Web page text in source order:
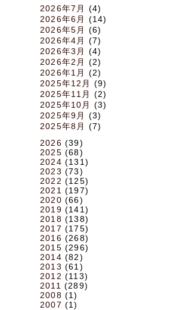
2026年7月
(4)
2026年6月
(14)
2026年5月
(6)
2026年4月
(7)
2026年3月
(4)
2026年2月
(2)
2026年1月
(2)
2025年12月
(9)
2025年11月
(2)
2025年10月
(3)
2025年9月
(3)
2025年8月
(7)
2026 (39)
2025 (68)
2024 (131)
2023 (73)
2022 (125)
2021 (197)
2020 (66)
2019 (141)
2018 (138)
2017 (175)
2016 (268)
2015 (296)
2014 (82)
2013 (61)
2012 (113)
2011 (289)
2008 (1)
2007 (1)